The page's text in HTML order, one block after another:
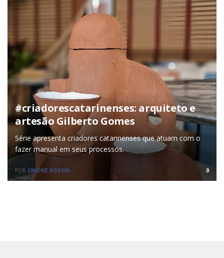
#criadorescatarinenses: arquiteto e
artesão Gilberto Gomes
Série apresenta criadores catarinenses que atuam com o
fazer manual em seus processos.
POR SIMONE BOBSIN 0